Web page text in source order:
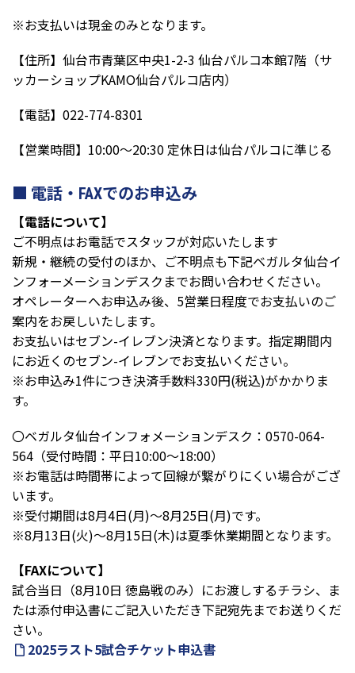
※お支払いは現金のみとなります。
【住所】仙台市青葉区中央1-2-3 仙台パルコ本館7階（サ
ッカーショップKAMO仙台パルコ店内）
【電話】022-774-8301
【営業時間】10:00～20:30 定休日は仙台パルコに準じる
電話・FAXでのお申込み
【電話について】
ご不明点はお電話でスタッフが対応いたします
新規・継続の受付のほか、ご不明点も下記ベガルタ仙台イ
ンフォーメーションデスクまでお問い合わせください。
オペレーターへお申込み後、5営業日程度でお支払いのご
案内をお戻しいたします。
お支払いはセブン-イレブン決済となります。指定期間内
にお近くのセブン-イレブンでお支払いください。
※お申込み1件につき決済手数料330円(税込)がかかりま
す。
〇ベガルタ仙台インフォメーションデスク：0570-064-
564（受付時間：平日10:00～18:00）
※お電話は時間帯によって回線が繋がりにくい場合がござ
います。
※受付期間は8月4日(月)～8月25日(月)です。
※8月13日(火)～8月15日(木)は夏季休業期間となります。
【FAXについて】
試合当日（8月10日 徳島戦のみ）にお渡しするチラシ、ま
たは添付申込書にご記入いただき下記宛先までお送りくだ
さい。
2025ラスト5試合チケット申込書